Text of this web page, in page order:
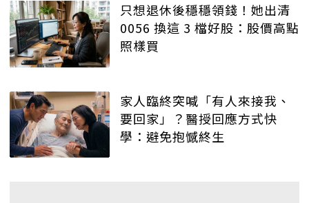
只想退休後穩穩領錢！她出清
0056 換這 3 檔好股：股價高點
照樣買
家人臨終突喊「有人來接我、
要回家」？醫授回應方式快
學：避免抱憾終生